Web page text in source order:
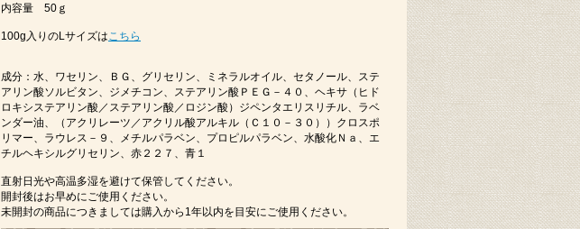
内容量 50ｇ
100g入りのLサイズはこちら
成分：水、ワセリン、ＢＧ、グリセリン、ミネラルオイル、セタノール、ステ
アリン酸ソルビタン、ジメチコン、ステアリン酸ＰＥＧ－４０、ヘキサ（ヒド
ロキシステアリン酸／ステアリン酸／ロジン酸）ジペンタエリスリチル、ラベ
ンダー油、（アクリレーツ／アクリル酸アルキル（Ｃ１０－３０））クロスポ
リマー、ラウレス－９、メチルパラベン、プロピルパラベン、水酸化Ｎａ、エ
チルヘキシルグリセリン、赤２２７、青１
直射日光や高温多湿を避けて保管してください。
開封後はお早めにご使用ください。
未開封の商品につきましては購入から1年以内を目安にご使用ください。